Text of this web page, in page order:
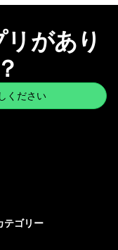
があり
ください
テゴリー